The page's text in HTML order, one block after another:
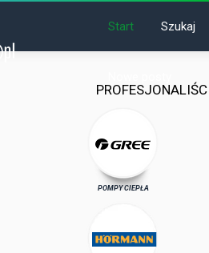
Start Szukaj
POMPY CIEPŁA